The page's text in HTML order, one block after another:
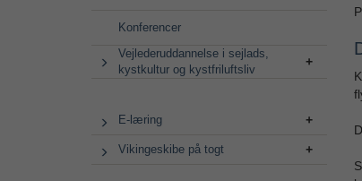
Konferencer
Vejlederuddannelse i sejlads,
kystkultur og kystfriluftsliv
E-læring
Vikingeskibe på togt